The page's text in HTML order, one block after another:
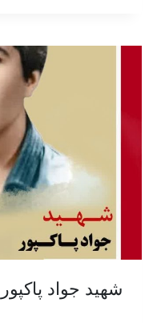
شهید جواد پاکپور